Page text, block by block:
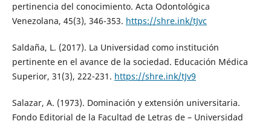
pertinencia del conocimiento. Acta Odontológica
Venezolana, 45(3), 346-353. https://shre.ink/tJvc
Saldaña, L. (2017). La Universidad como institución
pertinente en el avance de la sociedad. Educación Médica
Superior, 31(3), 222-231. https://shre.ink/tJv9
Salazar, A. (1973). Dominación y extensión universitaria.
Fondo Editorial de la Facultad de Letras de – Universidad